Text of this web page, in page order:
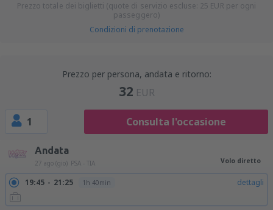
Prezzo totale dei biglietti (quote di servizio escluse: 25 EUR per ogni
passeggero)
Condizioni di prenotazione
Prezzo per persona, andata e ritorno:
32 EUR
1 Consulta l'occasione
Andata
27 ago (gio) PSA - TIA Volo diretto
19:45 21:25 1h 40min dettagli